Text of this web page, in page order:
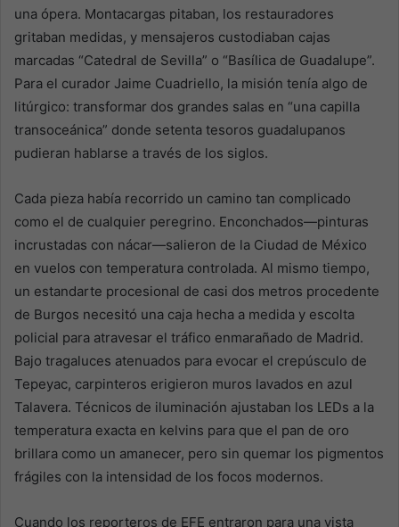
una ópera. Montacargas pitaban, los restauradores
gritaban medidas, y mensajeros custodiaban cajas
marcadas “Catedral de Sevilla” o “Basílica de Guadalupe”.
Para el curador Jaime Cuadriello, la misión tenía algo de
litúrgico: transformar dos grandes salas en “una capilla
transoceánica” donde setenta tesoros guadalupanos
pudieran hablarse a través de los siglos.
Cada pieza había recorrido un camino tan complicado
como el de cualquier peregrino. Enconchados—pinturas
incrustadas con nácar—salieron de la Ciudad de México
en vuelos con temperatura controlada. Al mismo tiempo,
un estandarte procesional de casi dos metros procedente
de Burgos necesitó una caja hecha a medida y escolta
policial para atravesar el tráfico enmarañado de Madrid.
Bajo tragaluces atenuados para evocar el crepúsculo de
Tepeyac, carpinteros erigieron muros lavados en azul
Talavera. Técnicos de iluminación ajustaban los LEDs a la
temperatura exacta en kelvins para que el pan de oro
brillara como un amanecer, pero sin quemar los pigmentos
frágiles con la intensidad de los focos modernos.
Cuando los reporteros de EFE entraron para una vista